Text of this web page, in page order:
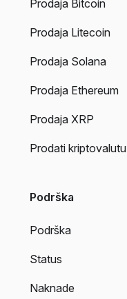
Prodaja Bitcoin
Prodaja Litecoin
Prodaja Solana
Prodaja Ethereum
Prodaja XRP
Prodati kriptovalutu
Podrška
Podrška
Status
Naknade